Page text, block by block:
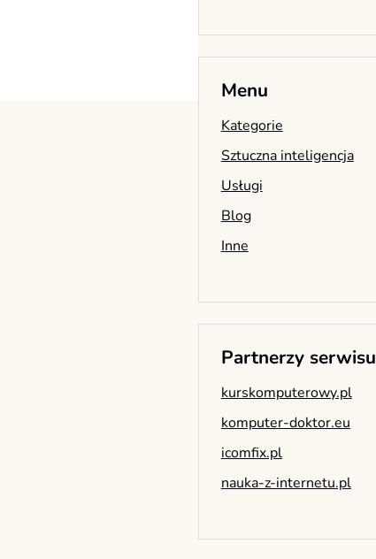
Menu
Kategorie
Sztuczna inteligencja
Usługi
Blog
Inne
Partnerzy serwisu
kurskomputerowy.pl
komputer-doktor.eu
icomfix.pl
nauka-z-internetu.pl